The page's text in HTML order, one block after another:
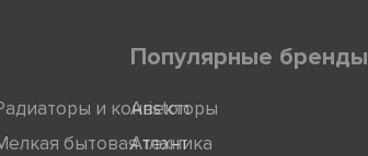
и конвекторы
бытовая техника
Популярные бренды
Ariston
Атлант